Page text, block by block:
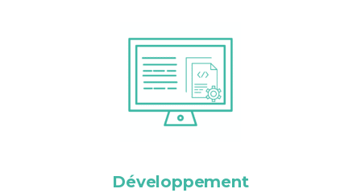
Développement